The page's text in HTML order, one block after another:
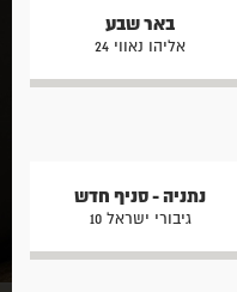
באר שבע
אליהו נאווי 24
נתניה - סניף חדש
גיבורי ישראל 10